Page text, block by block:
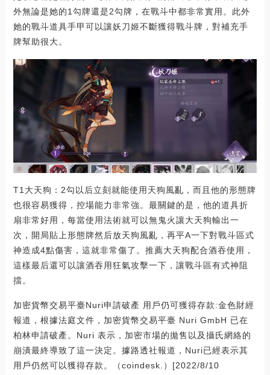
外無論是她的1勾牌還是2勾牌，在戰斗中都非常實用。此外
她的戰斗道具手甲可以讓妖刀姬不斷獲得戰斗牌，對補充手
牌幫助很大。
T1大天狗：2勾以后立刻就能使用天狗風亂，而且他的形態牌
也很容易獲得，控場能力非常強。最關鍵的是，他的道具折
扇非常好用，每當使用法術就可以無鬼火讓大天狗輸出一
次，開局貼上形態牌然后放天狗風亂，再平A一下對戰斗區式
神造成4點傷害，這就非常傷了。推薦大天狗配合酒吞使用，
這樣最后還可以讓酒吞用狂氣攻擊一下，讓戰斗區有式神阻
擋。
加密貨幣交易平臺Nuri申請破產 用戶仍可獲得存款:金色財經
報道，根據法庭文件，加密貨幣交易平臺 Nuri GmbH 已在
柏林申請破產。Nuri 表示，加密市場的拋售以及攝氏網絡的
崩潰最終導致了這一決定。據路透社報道，Nuri已經表示其
用戶仍然可以獲得存款。（coindesk.）[2022/8/10